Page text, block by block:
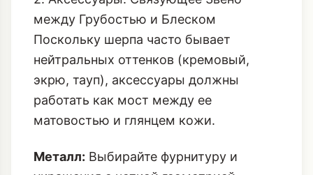
между Грубостью и Блеском
Поскольку шерпа часто бывает
нейтральных оттенков (кремовый,
экрю, тауп), аксессуары должны
работать как мост между ее
матовостью и глянцем кожи.
Металл: Выбирайте фурнитуру и